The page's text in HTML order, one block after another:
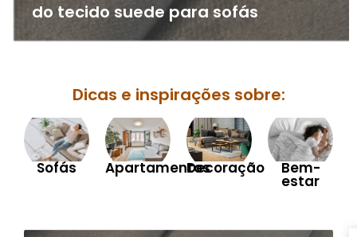
do tecido suede para sofás
Dicas e inspirações sobre:
Sofás ApartamentosDecoração Bem-
estar